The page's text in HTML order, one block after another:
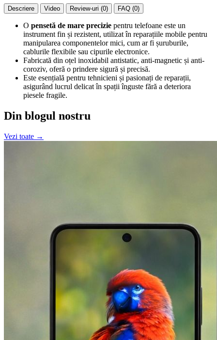
Descriere Video Review-uri (0) FAQ (0)
O pensetă de mare precizie pentru telefoane este un
instrument fin și rezistent, utilizat în reparațiile mobile pentru
manipularea componentelor mici, cum ar fi șuruburile,
cablurile flexibile sau cipurile electronice.
Fabricată din oțel inoxidabil antistatic, anti-magnetic și anti-
coroziv, oferă o prindere sigură și precisă.
Este esențială pentru tehnicieni și pasionați de reparații,
asigurând lucrul delicat în spații înguste fără a deteriora
piesele fragile.
Din blogul nostru
Vezi toate →